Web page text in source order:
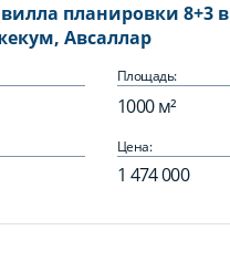
планировки 8+3 в
Авсаллар
Площадь:
1000 м²
Цена:
1 474 000